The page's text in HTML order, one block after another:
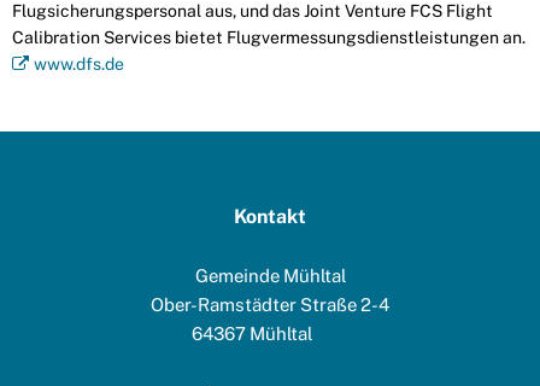
Flugsicherungspersonal aus, und das Joint Venture FCS Flight
Calibration Services bietet Flugvermessungsdienstleistungen an.
www.dfs.de
Kontakt
Gemeinde Mühltal
Ober-Ramstädter Straße 2-4
64367 Mühltal